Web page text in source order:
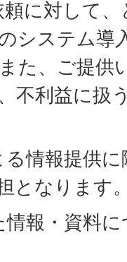
頼に対して
システム導
た、ご提供
不利益に扱
る情報提供
となります
情報・資料